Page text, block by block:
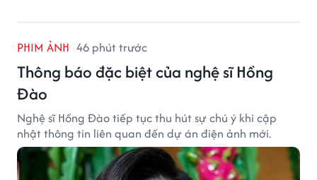
PHIM ẢNH 46 phút trước
Thông báo đặc biệt của nghệ sĩ Hồng
Đào
Nghệ sĩ Hồng Đào tiếp tục thu hút sự chú ý khi cập
nhật thông tin liên quan đến dự án điện ảnh mới.